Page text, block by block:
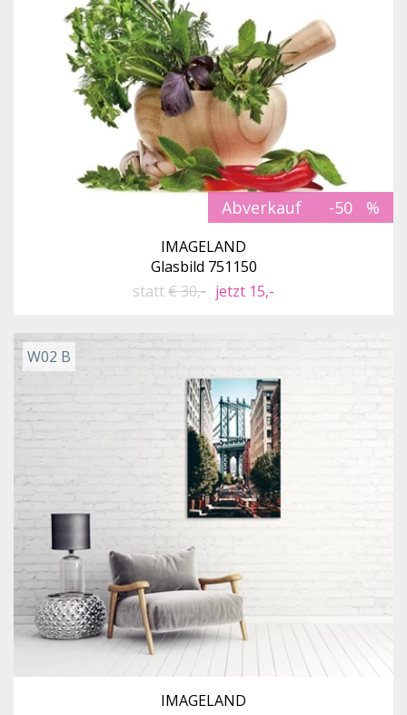
Abverkauf -50
IMAGELAND
Glasbild 751150
statt€ 30,- jetzt 15,-
W02 B
IMAGELAND